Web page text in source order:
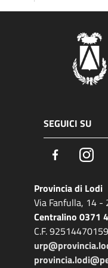
SEGUICI SU
Facebook
Provincia di Lodi
Via Fanfulla, 14 -
Centralino 0371
C.F.